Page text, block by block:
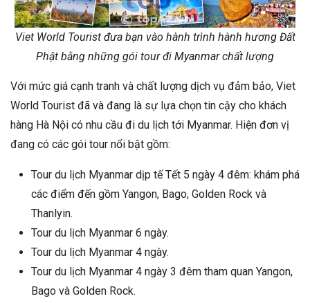
Viet World Tourist đưa bạn vào hành trình hành hương Đất
Phật bằng những gói tour đi Myanmar chất lượng
Với mức giá cạnh tranh và chất lượng dịch vụ đảm bảo, Viet
World Tourist đã và đang là sự lựa chọn tin cậy cho khách
hàng Hà Nội có nhu cầu đi du lịch tới Myanmar. Hiện đơn vị
đang có các gói tour nổi bật gồm:
Tour du lịch Myanmar dịp tế Tết 5 ngày 4 đêm: khám phá
các điểm đến gồm Yangon, Bago, Golden Rock và
Thanlyin.
Tour du lịch Myanmar 6 ngày.
Tour du lịch Myanmar 4 ngày.
Tour du lịch Myanmar 4 ngày 3 đêm tham quan Yangon,
Bago và Golden Rock.